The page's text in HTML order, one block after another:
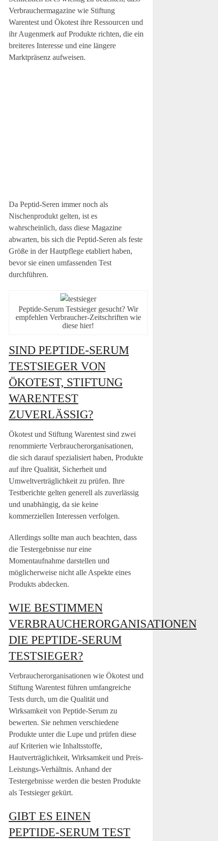
Verbrauchermagazine wie Stiftung
Warentest und Ökotest ihre Ressourcen und
ihr Augenmerk auf Produkte richten, die ein
breiteres Interesse und eine längere
Marktpräsenz aufweisen.
Da Peptid-Seren immer noch als
Nischenprodukt gelten, ist es
wahrscheinlich, dass diese Magazine
abwarten, bis sich die Peptid-Seren als feste
Größe in der Hautpflege etabliert haben,
bevor sie einen umfassenden Test
durchführen.
Peptide-Serum Testsieger gesucht? Wir
empfehlen Verbraucher-Zeitschriften wie
diese hier!
SIND PEPTIDE-SERUM
TESTSIEGER VON
ÖKOTEST, STIFTUNG
WARENTEST
ZUVERLÄSSIG?
Ökotest und Stiftung Warentest sind zwei
renommierte Verbraucherorganisationen,
die sich darauf spezialisiert haben, Produkte
auf ihre Qualität, Sicherheit und
Umweltverträglichkeit zu prüfen. Ihre
Testberichte gelten generell als zuverlässig
und unabhängig, da sie keine
kommerziellen Interessen verfolgen.
Allerdings sollte man auch beachten, dass
die Testergebnisse nur eine
Momentaufnahme darstellen und
möglicherweise nicht alle Aspekte eines
Produkts abdecken.
WIE BESTIMMEN
VERBRAUCHERORGANISATIONEN
DIE PEPTIDE-SERUM
TESTSIEGER?
Verbraucherorganisationen wie Ökotest und
Stiftung Warentest führen umfangreiche
Tests durch, um die Qualität und
Wirksamkeit von Peptide-Serum zu
bewerten. Sie nehmen verschiedene
Produkte unter die Lupe und prüfen diese
auf Kriterien wie Inhaltsstoffe,
Hautverträglichkeit, Wirksamkeit und Preis-
Leistungs-Verhältnis. Anhand der
Testergebnisse werden die besten Produkte
als Testsieger gekürt.
GIBT ES EINEN
PEPTIDE-SERUM TEST